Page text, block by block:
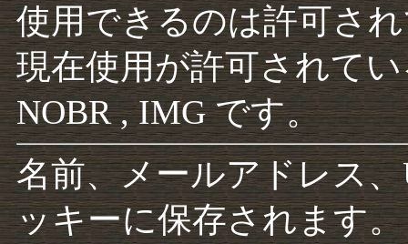
使用できるのは許可さ
現在使用が許可されて
NOBR , IMG です。
名前、メールアドレス
ッキーに保存されます。